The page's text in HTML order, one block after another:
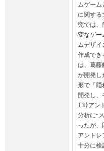
ムゲー
に関す
究では、
変なゲー
ムデザ
作成でき
は、葛
が開発し
形で「
開発し、
(3)アン
分析につ
ったが
アントレ
十分に検